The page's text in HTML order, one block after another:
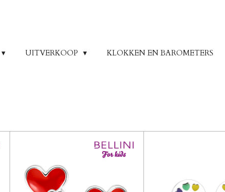
UITVERKOOP KLOKKEN EN BAROMETERS